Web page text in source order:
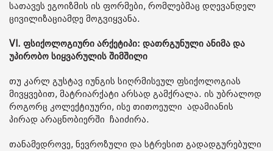
სათავეს ეგოიზმის ის ფორმები, რომლებმაც დღევანდელ
ცივილიზაციამდე მოგვიყვანა.
VI. ფსიქოლოგიური არქეტიპი: დათრგუნული ანიმა და
უპირობო სიყვარულის შიმშილი
თუ კარლ გუსტავ იუნგის სიღრმისეულ ფსიქოლოგიას
მივყვებით, მატრიარქატი არსად გამქრალა. ის უბრალოდ
როგორც კოლექტიუური, ისე თითოეული ადამიანის
პირად არაცნობიერში ჩაიძირა.
თანამედროვე, ნევროზული და სტრესით გადადგურებული